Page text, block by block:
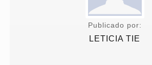
Publicado por:
LETICIA TIE